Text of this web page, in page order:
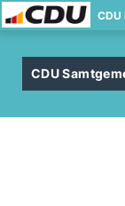
CDU
CDU